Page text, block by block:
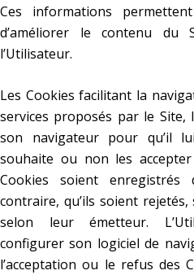
Ces informations
d’améliorer le contenu du
l’Utilisateur.
Les Cookies facilitant la
services proposés par le Site,
son navigateur pour qu’il
souhaite ou non les
Cookies soient
contraire, qu’ils soient
selon leur émetteur.
configurer son logiciel de
l’acceptation ou le refus des